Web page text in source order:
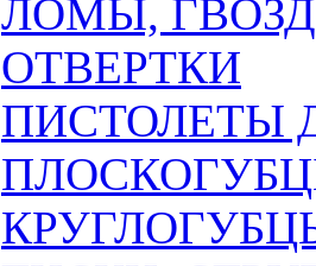
ЛОМЫ,
ОТВЕРТКИ
ПИСТОЛЕТЫ